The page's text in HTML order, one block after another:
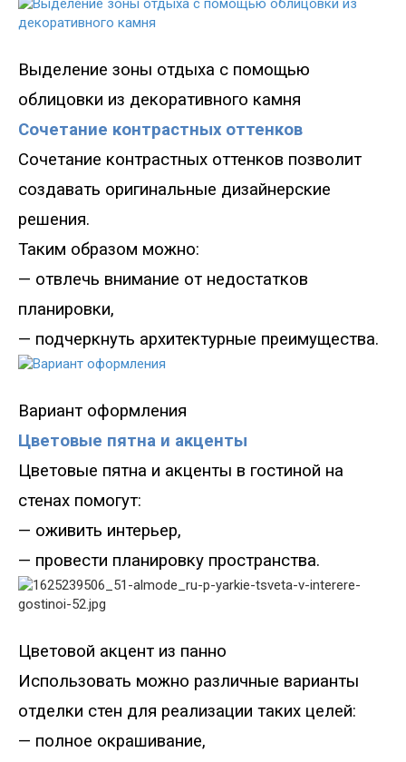
Выделение зоны отдыха с помощью
облицовки из декоративного камня
Сочетание контрастных оттенков
Сочетание контрастных оттенков позволит
создавать оригинальные дизайнерские
решения.
Таким образом можно:
— отвлечь внимание от недостатков
планировки,
— подчеркнуть архитектурные преимущества.
Вариант оформления
Цветовые пятна и акценты
Цветовые пятна и акценты в гостиной на
стенах помогут:
— оживить интерьер,
— провести планировку пространства.
Цветовой акцент из панно
Использовать можно различные варианты
отделки стен для реализации таких целей:
— полное окрашивание,